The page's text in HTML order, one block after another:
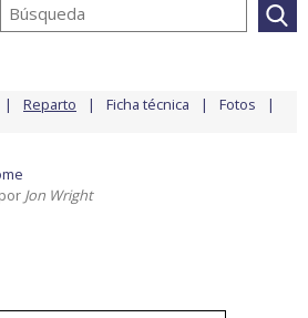
Reparto Ficha técnica Fotos
Jon Wright